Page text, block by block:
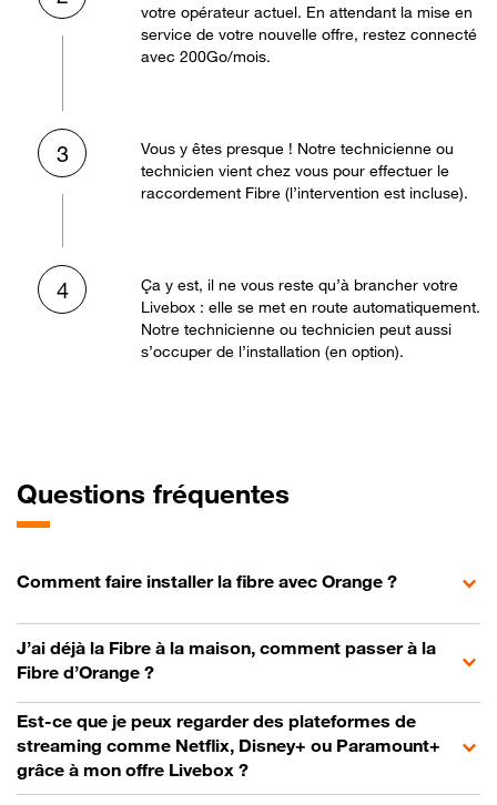
votre opérateur actuel. En attendant la mise en
service de votre nouvelle offre, restez connecté
avec 200Go/mois.
3
Vous y êtes presque ! Notre technicienne ou
technicien vient chez vous pour effectuer le
raccordement Fibre (l’intervention est incluse).
4
Ça y est, il ne vous reste qu’à brancher votre
Livebox : elle se met en route automatiquement.
Notre technicienne ou technicien peut aussi
s’occuper de l’installation (en option).
Questions fréquentes
Comment faire installer la fibre avec Orange ?
J’ai déjà la Fibre à la maison, comment passer à la
Fibre d’Orange ?
Est-ce que je peux regarder des plateformes de
streaming comme Netflix, Disney+ ou Paramount+
grâce à mon offre Livebox ?